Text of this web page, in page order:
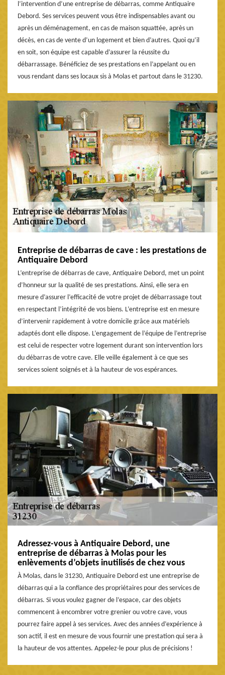
l’intervention d’une entreprise de débarras, comme Antiquaire
Debord. Ses services peuvent vous être indispensables avant ou
après un déménagement, en cas de maison squattée, après un
décès, en cas de vente d’un logement et bien d’autres. Quoi qu’il
en soit, son équipe est capable d’assurer la réussite du
débarrassage. Bénéficiez de ses prestations en l’appelant ou en
vous rendant dans ses locaux sis à Molas et partout dans le 31230.
Entreprise de débarras de cave : les prestations de
Antiquaire Debord
L’entreprise de débarras de cave, Antiquaire Debord, met un point
d’honneur sur la qualité de ses prestations. Ainsi, elle sera en
mesure d’assurer l’efficacité de votre projet de débarrassage tout
en respectant l’intégrité de vos biens. L’entreprise est en mesure
d’intervenir rapidement à votre domicile grâce aux matériels
adaptés dont elle dispose. L’engagement de l’équipe de l’entreprise
est celui de respecter votre logement durant son intervention lors
du débarras de votre cave. Elle veille également à ce que ses
services soient soignés et à la hauteur de vos espérances.
Adressez-vous à Antiquaire Debord, une
entreprise de débarras à Molas pour les
enlèvements d’objets inutilisés de chez vous
À Molas, dans le 31230, Antiquaire Debord est une entreprise de
débarras qui a la confiance des propriétaires pour des services de
débarras. Si vous voulez gagner de l’espace, car des objets
commencent à encombrer votre grenier ou votre cave, vous
pourrez faire appel à ses services. Avec des années d’expérience à
son actif, il est en mesure de vous fournir une prestation qui sera à
la hauteur de vos attentes. Appelez-le pour plus de précisions !